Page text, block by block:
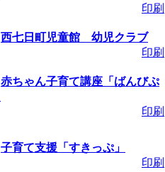
印刷
西七日町児童館 幼児クラブ
印刷
赤ちゃん子育て講座「ばんびぷ
印刷
子育て支援「すきっぷ」
印刷